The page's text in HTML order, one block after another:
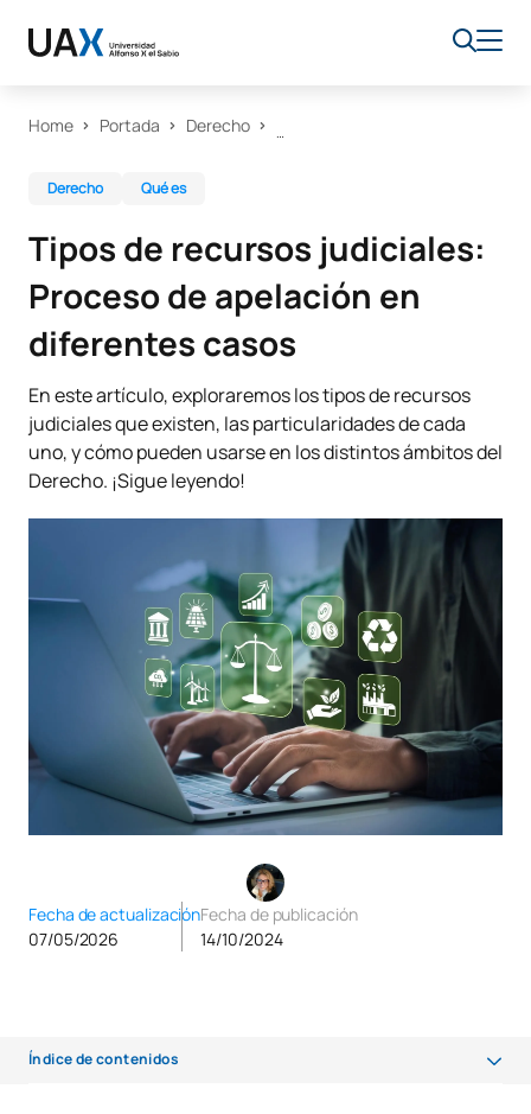
Home Portada Derecho
Derecho Qué es
Tipos de recursos judiciales:
Proceso de apelación en
diferentes casos
En este artículo, exploraremos los tipos de recursos
judiciales que existen, las particularidades de cada
uno, y cómo pueden usarse en los distintos ámbitos del
Derecho. ¡Sigue leyendo!
Fecha de actualización
07/05/2026
Fecha de publicación
14/10/2024
Índice de contenidos